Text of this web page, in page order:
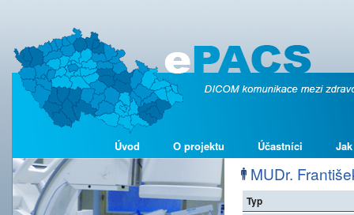
Úvod O projektu Účastníci
MUDr.
Typ